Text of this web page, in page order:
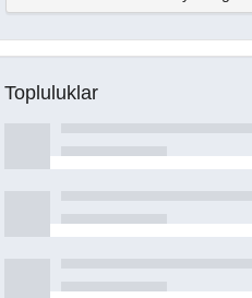
Topluluklar